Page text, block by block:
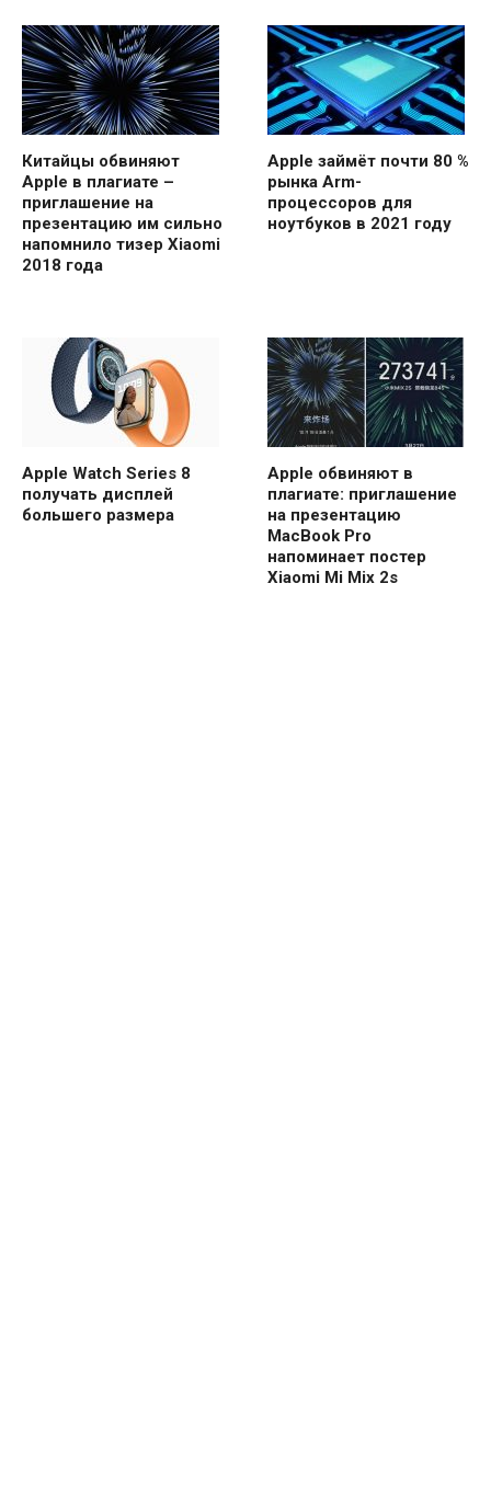
Китайцы обвиняют
Apple в плагиате –
приглашение на
презентацию им сильно
напомнило тизер Xiaomi
2018 года
Apple займёт почти 80 %
рынка Arm-
процессоров для
ноутбуков в 2021 году
Apple Watch Series 8
получать дисплей
большего размера
Apple обвиняют в
плагиате: приглашение
на презентацию
MacBook Pro
напоминает постер
Xiaomi Mi Mix 2s